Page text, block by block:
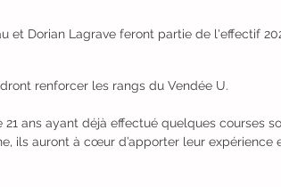
et Dorian Lagrave feront partie de l'effectif
renforcer les rangs du Vendée U.
21 ans ayant déjà effectué quelques courses
ils auront à cœur d’apporter leur